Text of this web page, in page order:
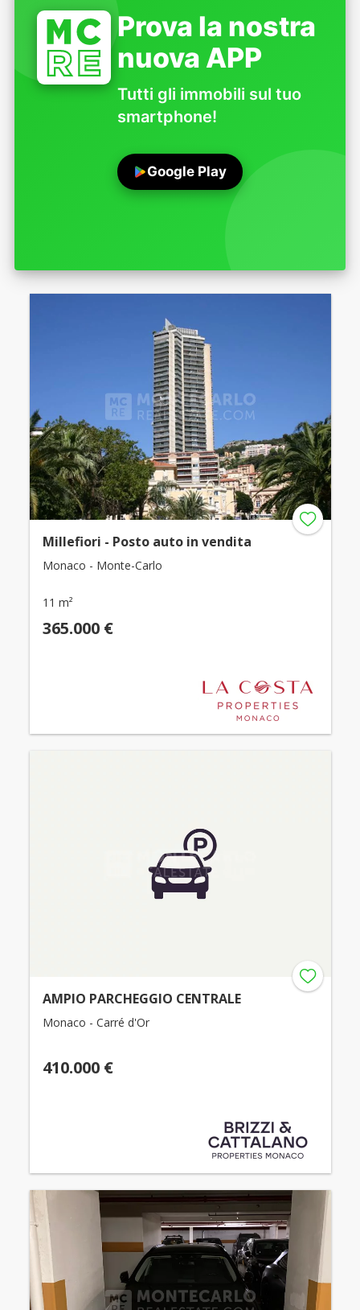
Prova la nostra
nuova APP
Tutti gli immobili sul tuo
smartphone!
Google Play
Millefiori - Posto auto in vendita
Monaco - Monte-Carlo
11 m²
365.000 €
AMPIO PARCHEGGIO CENTRALE
Monaco - Carré d'Or
410.000 €